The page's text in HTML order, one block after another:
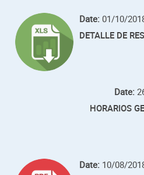
Date:01/10/
DETALLE DE
Date:
HORARIOS
Date: 10/08/